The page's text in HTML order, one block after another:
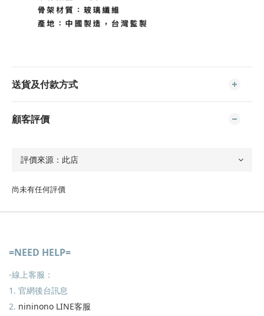
送貨及付款方式
顧客評價
尚未有任何評價
=NEED HELP=
-線上客服：
1. 官網後台訊息
2. nininono LINE客服